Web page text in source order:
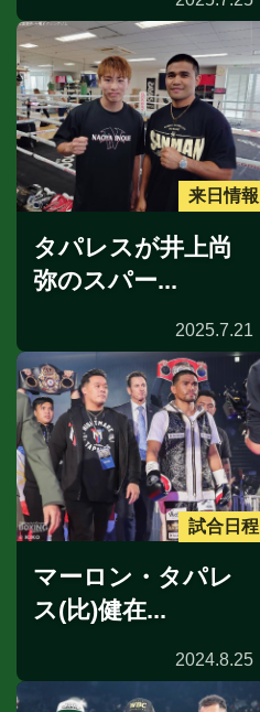
来日情報
タパレスが井上尚
弥のスパー...
2025.7.21
試合日程
マーロン・タパレ
ス(比)健在...
2024.8.25